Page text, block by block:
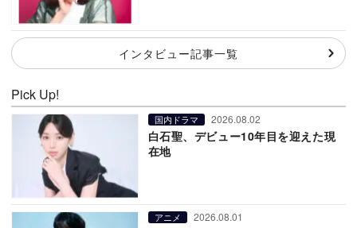
インタビュー記事一覧
Pick Up!
国内ドラマ 2026.08.02
白石聖、デビュー10年目を迎えた現
在地
アニメ 2026.08.01